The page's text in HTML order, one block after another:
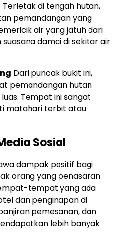
Terletak di tengah hutan,
pemandangan yang
air yang jatuh dari
damai di sekitar air
Dari puncak bukit ini,
pemandangan hutan
Tempat ini sangat
matahari terbit atau
Sosial
dampak positif bagi
orang yang penasaran
tempat yang ada
dan penginapan di
pemesanan, dan
lebih banyak